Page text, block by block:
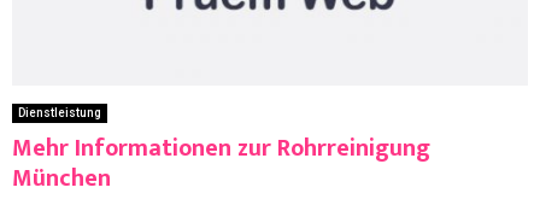
Dienstleistung
Mehr Informationen zur Rohrreinigung
München